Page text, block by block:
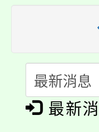
《
程，
心理、
系所師
轉知苗
縣市
門員」
踴躍報
桃園
要點
「桃園
展演活
115年
義教育
公告本
最新